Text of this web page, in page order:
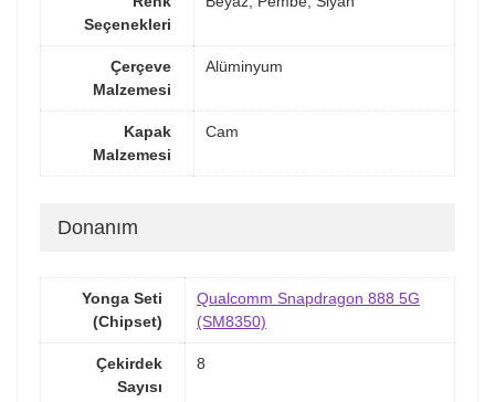
Seçenekleri
Çerçeve
Malzemesi
Alüminyum
Kapak
Malzemesi
Cam
Donanım
Yonga Seti
(Chipset)
Qualcomm Snapdragon 888 5G
(SM8350)
Çekirdek
Sayısı
8